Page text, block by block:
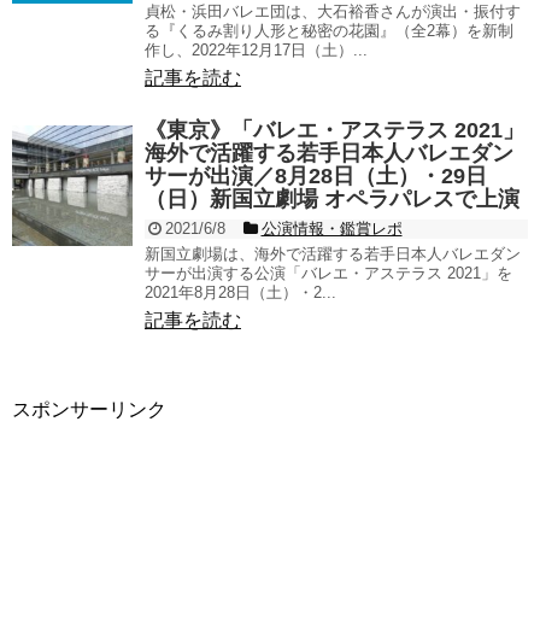
貞松・浜田バレエ団は、大石裕香さんが演出・振付す
る『くるみ割り人形と秘密の花園』（全2幕）を新制
作し、2022年12月17日（土）...
記事を読む
《東京》「バレエ・アステラス 2021」
海外で活躍する若手日本人バレエダン
サーが出演／8月28日（土）・29日
（日）新国立劇場 オペラパレスで上演
2021/6/8
公演情報・鑑賞レポ
新国立劇場は、海外で活躍する若手日本人バレエダン
サーが出演する公演「バレエ・アステラス 2021」を
2021年8月28日（土）・2...
記事を読む
スポンサーリンク